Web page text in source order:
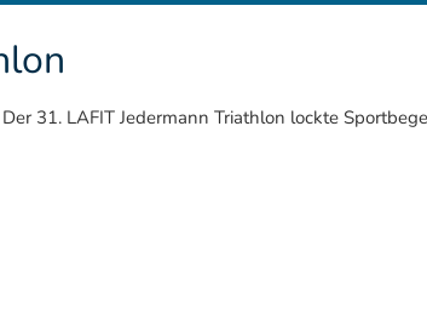
31. LAFIT Jedermann Triathlon lockte